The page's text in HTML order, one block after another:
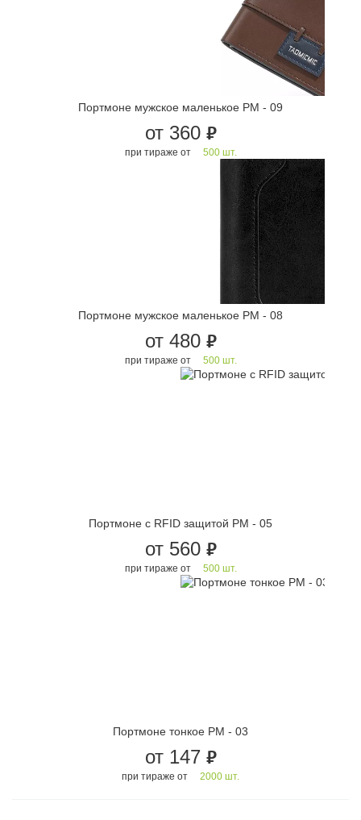
Портмоне мужское маленькое PM - 09
от 360 руб.
при тираже от 500 шт.
Портмоне мужское маленькое PM - 08
от 480 руб.
при тираже от 500 шт.
Портмоне с RFID защитой PM - 05
от 560 руб.
при тираже от 500 шт.
Портмоне тонкое PM - 03
от 147 руб.
при тираже от 2000 шт.